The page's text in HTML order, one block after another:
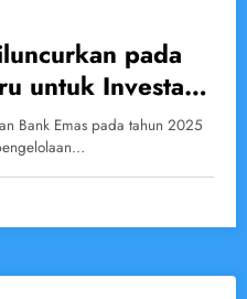
pada
untuk Investasi
Bank Emas pada tahun 2025